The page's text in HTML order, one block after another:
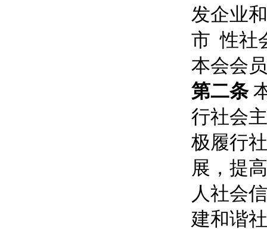
发企业
市 性社
本会会
第二条
行社会
极履行
展，提
人社会
建和谐